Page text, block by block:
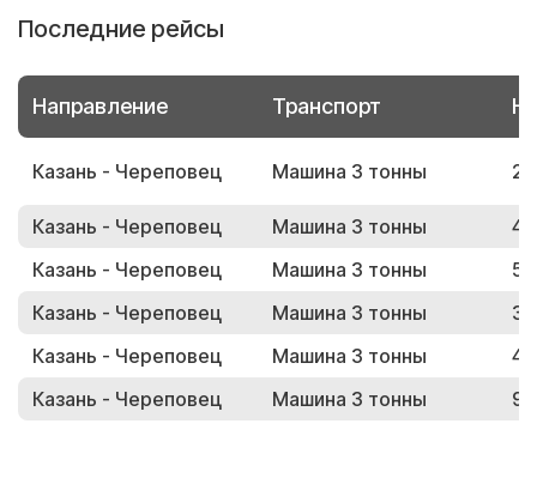
Последние рейсы
Направление Транспорт
Казань - Череповец Машина 3 тонны
Казань - Череповец Машина 3 тонны
Казань - Череповец
Машина 3 тонны
Казань - Череповец
Машина 3 тонны
Казань - Череповец
Машина 3 тонны
Казань - Череповец
Машина 3 тонны